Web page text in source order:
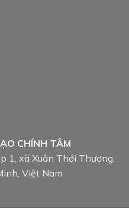
CHÍNH TÂM
1, xã Xuân Thới Thượng,
Việt Nam